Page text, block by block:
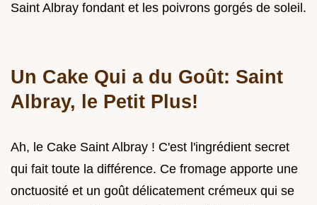
Saint Albray fondant et les poivrons gorgés de soleil.
Un Cake Qui a du Goût: Saint
Albray, le Petit Plus!
Ah, le Cake Saint Albray ! C'est l'ingrédient secret
qui fait toute la différence. Ce fromage apporte une
onctuosité et un goût délicatement crémeux qui se